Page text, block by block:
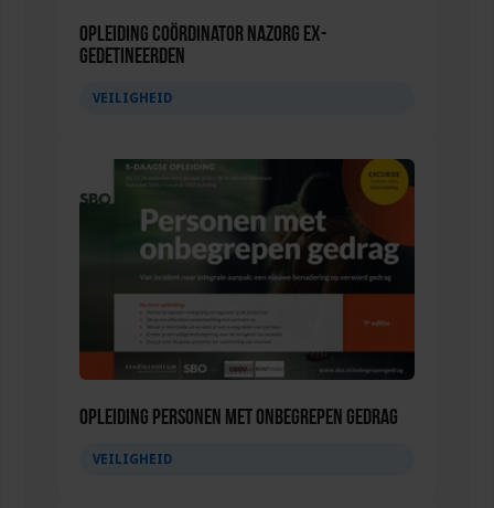
Opleiding Coördinator nazorg ex-
gedetineerden
VEILIGHEID
Opleiding Personen met onbegrepen gedrag
VEILIGHEID